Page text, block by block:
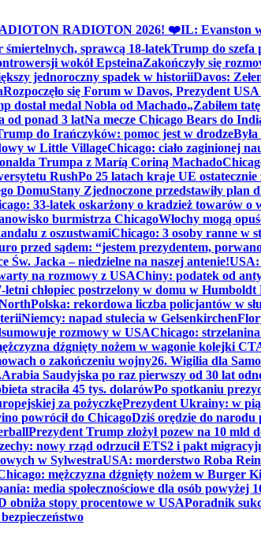
RADIOTON 2026! ❤️IL: Evanston
sprawcą 18-latekTrump do szefa
wokół EpsteinaZakończyły się
jednoroczny spadek w historiiDavos:
Rozpoczęło się Forum w Davos, Prezydent
dostał medal Nobla od Machado„Zabiłem
od ponad 3 latNa mecze Chicago Bears do
do Irańczyków: pomoc jest w drodze
w Little VillageChicago: ciało zaginionej
Trumpa z Maríą Coriną Machado
RushPo 25 latach kraje UE ostatecznie
DomuStany Zjednoczone przedstawiły plan
33-latek oskarżony o kradzież towarów o
burmistrza ChicagoWłochy mogą
z oszustwamiChicago: 3 osoby ranne w
przed sądem: “jestem prezydentem,
Św. Jacka – niedzielne na naszej antenie!USA:
na rozmowy z USAChiny: podatek od
letni chłopiec postrzelony w domu w Humboldt
Polska: rekordowa liczba policjantów w
Niemcy: napad stulecia w Gelsenkirchen
rozmowy w USAChicago:
dźgnięty nożem w wagonie kolejki
o zakończeniu wojny26. Wigilia dla
Arabia Saudyjska po raz pierwszy od 30 lat
straciła 45 tys. dolarówPo spotkaniu
za pożyczkęPrezydent Ukrainy: w
powrócił do ChicagoDziś orędzie do
Prezydent Trump złożył pozew na 10 mld
nowy rząd odrzucił ETS2 i pakt
w SylwestraUSA: morderstwo Roba
mężczyzna dźgnięty nożem w Burger
media społecznościowe dla osób powyżej
obniża stopy procentowe w USAPoradnik